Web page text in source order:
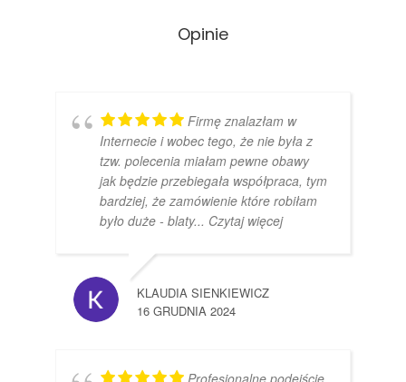
Opinie
Firmę znalazłam w
Internecie i wobec tego, że nie była z
tzw. polecenia miałam pewne obawy
jak będzie przebiegała współpraca, tym
bardziej, że zamówienie które robiłam
było duże - blaty... Czytaj więcej
KLAUDIA SIENKIEWICZ
16 GRUDNIA 2024
Profesjonalne podejście